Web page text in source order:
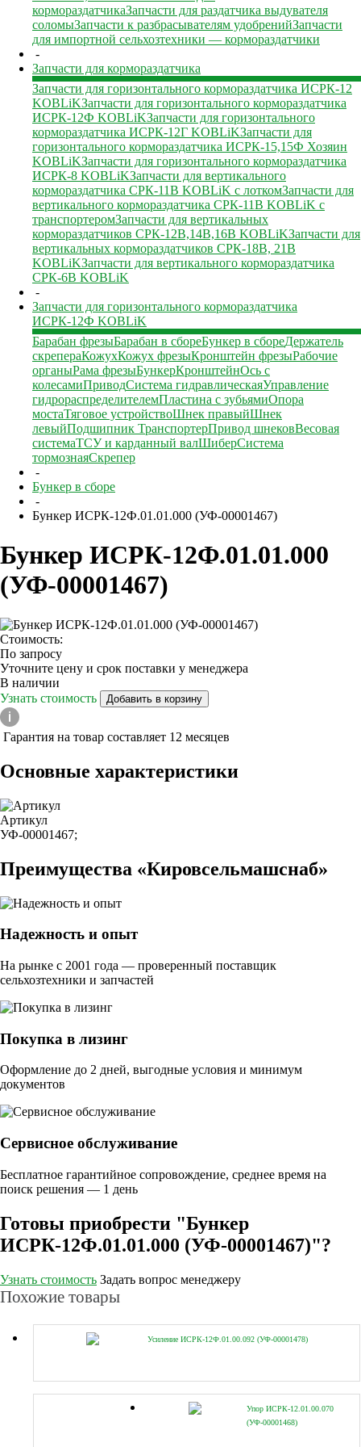
кормораздатчикаЗапчасти для раздатчика выдувателя
соломыЗапчасти к разбрасывателям удобренийЗапчасти
для импортной сельхозтехники — кормораздатчики
-
Запчасти для кормораздатчика
Запчасти для горизонтального кормораздатчика ИСРК-12
KOBLiKЗапчасти для горизонтального кормораздатчика
ИСРК-12Ф KOBLiKЗапчасти для горизонтального
кормораздатчика ИСРК-12Г KOBLiKЗапчасти для
горизонтального кормораздатчика ИСРК-15,15Ф Хозяин
KOBLiKЗапчасти для горизонтального кормораздатчика
ИСРК-8 KOBLiKЗапчасти для вертикального
кормораздатчика СРК-11В KOBLiK с лоткомЗапчасти для
вертикального кормораздатчика СРК-11В KOBLiK с
транспортеромЗапчасти для вертикальных
кормораздатчиков СРК-12В,14В,16В KOBLiKЗапчасти для
вертикальных кормораздатчиков СРК-18В, 21В
KOBLiKЗапчасти для вертикального кормораздатчика
СРК-6В KOBLiK
-
Запчасти для горизонтального кормораздатчика
ИСРК-12Ф KOBLiK
Барабан фрезыБарабан в сбореБункер в сбореДержатель
скрепераКожухКожух фрезыКронштейн фрезыРабочие
органыРама фрезыБункерКронштейнОсь с
колесамиПриводСистема гидравлическаяУправление
гидрораспределителемПластина с зубьямиОпора
мостаТяговое устройствоШнек правыйШнек
левыйПодшипник ТранспортерПривод шнековВесовая
системаТСУ и карданный валШиберСистема
тормознаяСкрепер
-
Бункер в сборе
-
Бункер ИСРК-12Ф.01.01.000 (УФ-00001467)
Бункер ИСРК-12Ф.01.01.000
(УФ-00001467)
Стоимость:
По запросу
Уточните цену и срок поставки у менеджера
В наличии
Узнать стоимость
Добавить в корзину
Гарантия на товар составляет 12 месяцев
Основные характеристики
Артикул
УФ-00001467;
Преимущества «Кировсельмашснаб»
Надежность и опыт
На рынке с 2001 года — проверенный поставщик
сельхозтехники и запчастей
Покупка в лизинг
Оформление до 2 дней, выгодные условия и минимум
документов
Сервисное обслуживание
Бесплатное гарантийное сопровождение, среднее время на
поиск решения — 1 день
Готовы приобрести "Бункер
ИСРК-12Ф.01.01.000 (УФ-00001467)"?
Узнать стоимость Задать вопрос менеджеру
Похожие товары
Усиление ИСРК-12Ф.01.00.092 (УФ-00001478)
Упор ИСРК-12.01.00.070
(УФ-00001468)